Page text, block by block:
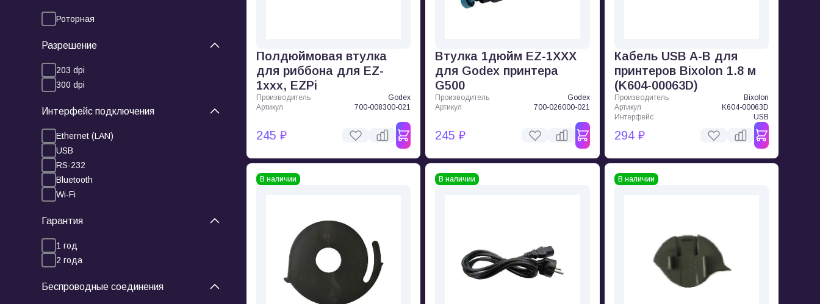
Роторная
Разрешение
203 dpi
300 dpi
Интерфейс подключения
Ethernet (LAN)
USB
RS-232
Bluetooth
Wi-Fi
Гарантия
1 год
2 года
Беспроводные соединения
Полдюймовая втулка
для риббона для EZ-
1xxх, EZPi
Производитель
Godex
Артикул
700-008300-021
245 ₽
Втулка 1дюйм EZ-1XXX
для Godex принтера
G500
Производитель
Godex
Артикул
700-026000-021
245 ₽
Кабель USB A-B для
принтеров Bixolon 1.8 м
(K604-00063D)
Производитель
Bixolon
Артикул
K604-00063D
Интерфейс
USB
294 ₽
В наличии В наличии В наличии